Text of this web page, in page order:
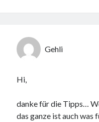
Gehli
Hi,
danke für die Tipps…
das ganze ist auch was